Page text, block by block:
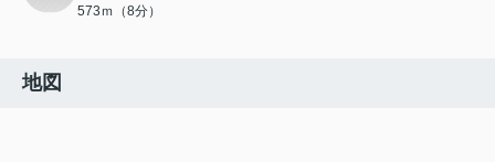
573ｍ（8分）
地図